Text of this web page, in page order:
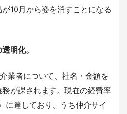
10月から姿を消すことになる
明化。
業者について、社名・金額を
が課されます。現在の経費率
に達しており、うち仲介サイ